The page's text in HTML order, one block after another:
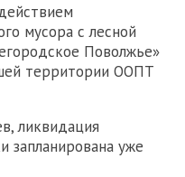
мусора с лесной
Поволжье»
территории ООПТ
ликвидация
запланирована уже